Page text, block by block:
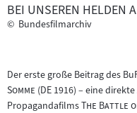
BEI UNSEREN HELDEN
© Bundesfilmarchiv
Der erste große Beitrag des
Somme "(DE 1916) – eine
Propagandafilms"
The Battle